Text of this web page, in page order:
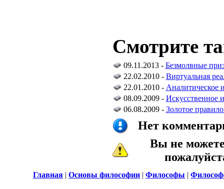
Смотрите
09.11.2013 - Безмолвные
22.02.2010 - Виртуальная
22.01.2010 - Аналитическое
08.09.2009 - Искусственное
06.08.2009 - Золотое
Нет
Вы не
Главная | Основы философии | Философы |